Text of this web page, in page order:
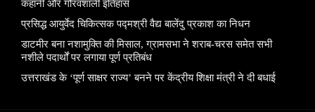
कहानी और गौरवशाली इतिहास
प्रसिद्ध आयुर्वेद चिकित्सक पद्मश्री वैद्य बालेंदु प्रकाश का निधन
डाटमीर बना नशामुक्ति की मिसाल, ग्रामसभा ने शराब-चरस समेत सभी
नशीले पदार्थों पर लगाया पूर्ण प्रतिबंध
उत्तराखंड के ‘पूर्ण साक्षर राज्य’ बनने पर केंद्रीय शिक्षा मंत्री ने दी बधाई